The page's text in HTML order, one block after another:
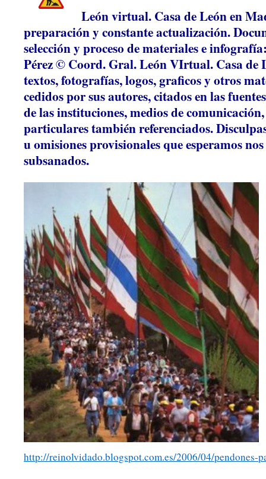
León virtual. Casa de León en
preparación y constante actualización.
selección y proceso de materiales e
Pérez © Coord. Gral. León VIrtual. Casa de
textos, fotografías, logos, graficos y otros
cedidos por sus autores, citados en las
de las instituciones, medios de
particulares también referenciados.
u omisiones provisionales que esperamos
subsanados.
http://reinolvidado.blogspot.com.es/2006/04/pendones-